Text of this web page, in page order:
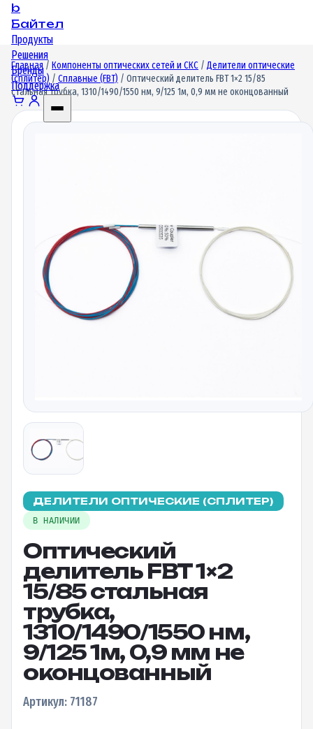
b
Байтел
Продукты
Решения
Бренды
Поддержка
Главная/ Компоненты оптических сетей и СКС / Делители оптические
(сплитер) / Сплавные (FBT) / Оптический делитель FBT 1×2 15/85
стальная трубка, 1310/1490/1550 нм, 9/125 1м, 0,9 мм не оконцованный
ДЕЛИТЕЛИ ОПТИЧЕСКИЕ (СПЛИТЕР)
В НАЛИЧИИ
Оптический
делитель FBT 1×2
15/85 стальная
трубка,
1310/1490/1550 нм,
9/125 1м, 0,9 мм не
оконцованный
Артикул: 71187